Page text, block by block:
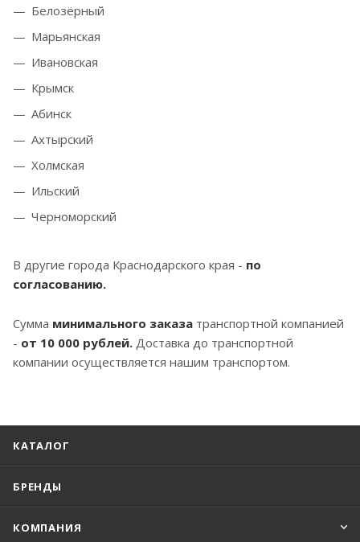
Белозёрный
Марьянская
Ивановская
Крымск
Абинск
Ахтырский
Холмская
Ильский
Черноморский
В другие города Краснодарского края - по
согласованию.
Сумма минимального заказа транспортной компанией
- от 10 000 рублей. Доставка до транспортной
компании осуществляется нашим транспортом.
КАТАЛОГ
БРЕНДЫ
КОМПАНИЯ